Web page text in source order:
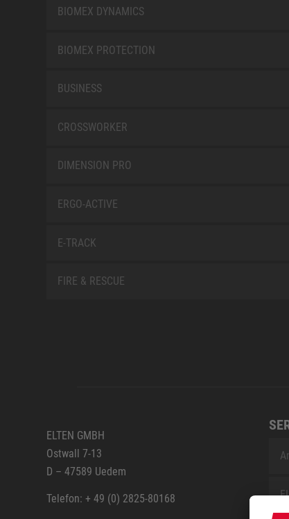
BIOMEX DYNAMICS
BIOMEX PROTECTION
BUSINESS
CROSSWORKER
DIMENSION PRO
ERGO-ACTIVE
E-TRACK
FIRE & RESCUE
ELTEN GMBH
Ostwall 7-13
D – 47589 Uedem
Telefon: + 49 (0) 2825-80168